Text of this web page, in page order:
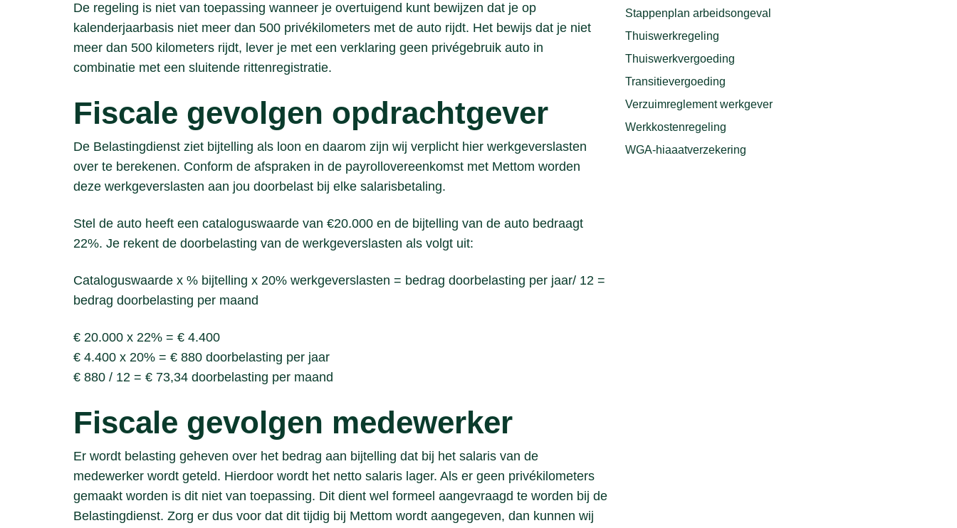
De regeling is niet van toepassing wanneer je overtuigend kunt bewijzen dat je op
kalenderjaarbasis niet meer dan 500 privékilometers met de auto rijdt. Het bewijs dat je niet
meer dan 500 kilometers rijdt, lever je met een verklaring geen privégebruik auto in
combinatie met een sluitende rittenregistratie.
Fiscale gevolgen opdrachtgever
De Belastingdienst ziet bijtelling als loon en daarom zijn wij verplicht hier werkgeverslasten
over te berekenen. Conform de afspraken in de payrollovereenkomst met Mettom worden
deze werkgeverslasten aan jou doorbelast bij elke salarisbetaling.
Stel de auto heeft een cataloguswaarde van €20.000 en de bijtelling van de auto bedraagt
22%. Je rekent de doorbelasting van de werkgeverslasten als volgt uit:
Cataloguswaarde x % bijtelling x 20% werkgeverslasten = bedrag doorbelasting per jaar/ 12 =
bedrag doorbelasting per maand
€ 20.000 x 22% = € 4.400
€ 4.400 x 20% = € 880 doorbelasting per jaar
€ 880 / 12 = € 73,34 doorbelasting per maand
Fiscale gevolgen medewerker
Er wordt belasting geheven over het bedrag aan bijtelling dat bij het salaris van de
medewerker wordt geteld. Hierdoor wordt het netto salaris lager. Als er geen privékilometers
gemaakt worden is dit niet van toepassing. Dit dient wel formeel aangevraagd te worden bij de
Belastingdienst. Zorg er dus voor dat dit tijdig bij Mettom wordt aangegeven, dan kunnen wij
Stappenplan arbeidsongeval
Thuiswerkregeling
Thuiswerkvergoeding
Transitievergoeding
Verzuimreglement werkgever
Werkkostenregeling
WGA-hiaaatverzekering